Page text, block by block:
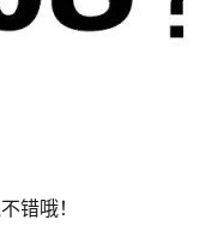
错哦！